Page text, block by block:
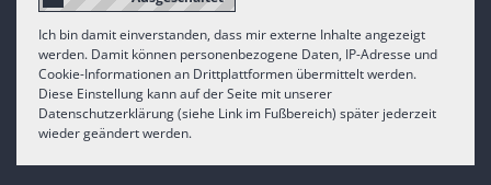
Ich bin damit einverstanden, dass mir externe Inhalte angezeigt
werden. Damit können personenbezogene Daten, IP-Adresse und
Cookie-Informationen an Drittplattformen übermittelt werden.
Diese Einstellung kann auf der Seite mit unserer
Datenschutzerklärung (siehe Link im Fußbereich) später jederzeit
wieder geändert werden.